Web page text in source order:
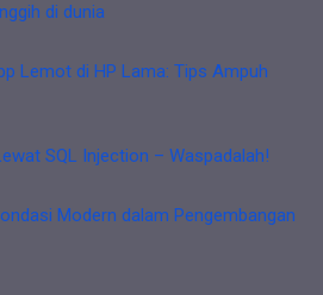
di dunia
Lemot di HP Lama: Tips Ampuh
SQL Injection – Waspadalah!
Modern dalam Pengembangan